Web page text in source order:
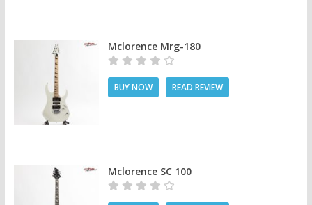
Mclorence Mrg-180
BUY NOW READ REVIEW
Mclorence SC 100